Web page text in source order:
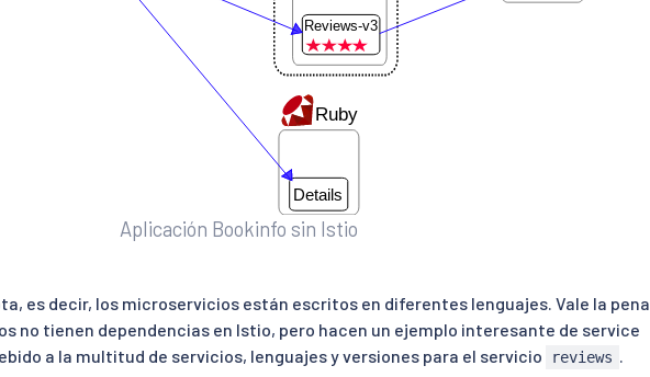
Aplicación Bookinfo sin Istio
es decir, los microservicios están escritos en diferentes lenguajes. Vale la pena
no tienen dependencias en Istio, pero hacen un ejemplo interesante de service
a la multitud de servicios, lenguajes y versiones para el servicio
reviews .